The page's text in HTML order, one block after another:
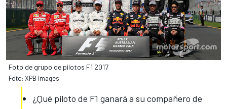
Foto de grupo de pilotos F1 2017
Foto: XPB Images
¿Qué piloto de F1 ganará a su compañero de